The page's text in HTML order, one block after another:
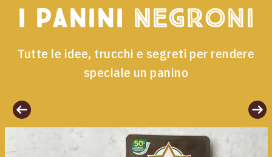
I panini Negroni
Tutte le idee, trucchi e segreti per rendere
speciale un panino